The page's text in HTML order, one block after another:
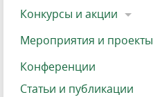
Конкурсы и акции
Мероприятия и проекты
Конференции
Статьи и публикации